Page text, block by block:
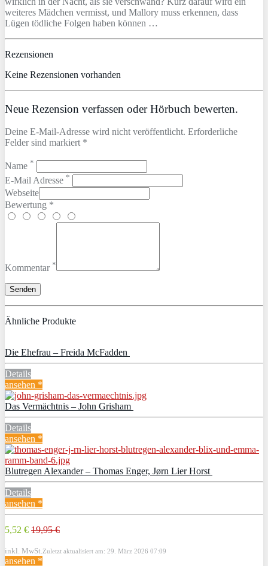
weiteres Mädchen vermisst, und Mallory muss erkennen, dass
Lügen tödliche Folgen haben können …
Rezensionen
Keine Rezensionen vorhanden
Neue Rezension verfassen oder Hörbuch bewerten.
Deine E-Mail-Adresse wird nicht veröffentlicht. Erforderliche
Felder sind markiert *
Name *
E-Mail Adresse *
Webseite
Bewertung *
Kommentar *
Ähnliche Produkte
Die Ehefrau – Freida McFadden
Details
ansehen *
Das Vermächtnis – John Grisham
Details
ansehen *
Blutregen Alexander – Thomas Enger, Jørn Lier Horst
Details
ansehen *
5,52 € 19,95 €
inkl. MwSt. Zuletzt aktualisiert am: 29. März 2026 07:09
ansehen *